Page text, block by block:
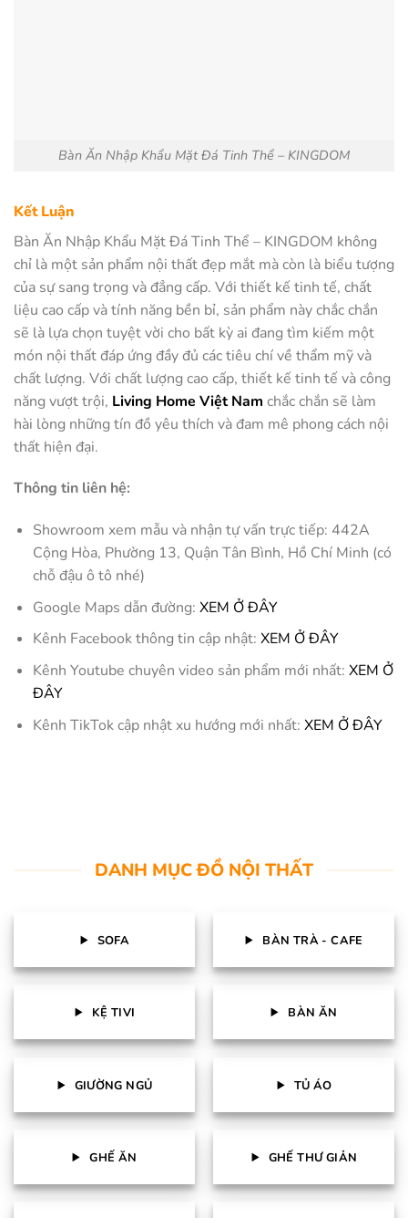
Bàn Ăn Nhập Khẩu Mặt Đá Tinh Thể – KINGDOM
Kết Luận
Bàn Ăn Nhập Khẩu Mặt Đá Tinh Thể – KINGDOM không
chỉ là một sản phẩm nội thất đẹp mắt mà còn là biểu tượng
của sự sang trọng và đẳng cấp. Với thiết kế tinh tế, chất
liệu cao cấp và tính năng bền bỉ, sản phẩm này chắc chắn
sẽ là lựa chọn tuyệt vời cho bất kỳ ai đang tìm kiếm một
món nội thất đáp ứng đầy đủ các tiêu chí về thẩm mỹ và
chất lượng. Với chất lượng cao cấp, thiết kế tinh tế và công
năng vượt trội, Living Home Việt Nam chắc chắn sẽ làm
hài lòng những tín đồ yêu thích và đam mê phong cách nội
thất hiện đại.
Thông tin liên hệ:
Showroom xem mẫu và nhận tự vấn trực tiếp: 442A
Cộng Hòa, Phường 13, Quận Tân Bình, Hồ Chí Minh (có
chỗ đậu ô tô nhé)
Google Maps dẫn đường: XEM Ở ĐÂY
Kênh Facebook thông tin cập nhật: XEM Ở ĐÂY
Kênh Youtube chuyên video sản phẩm mới nhất: XEM Ở
ĐÂY
Kênh TikTok cập nhật xu hướng mới nhất: XEM Ở ĐÂY
DANH MỤC ĐỒ NỘI THẤT
SOFA BÀN TRÀ - CAFE
KỆ TIVI BÀN ĂN
GIƯỜNG NGỦ TỦ ÁO
GHẾ ĂN GHẾ THƯ GIẢN